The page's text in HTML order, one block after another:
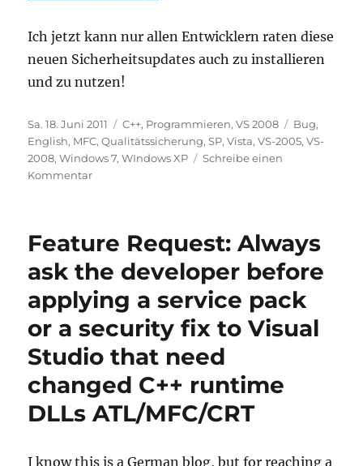
Ich jetzt kann nur allen Entwicklern raten diese
neuen Sicherheitsupdates auch zu installieren
und zu nutzen!
Veröffentlicht
am
Sa. 18. Juni 2011 Kategorien
C++, Programmieren,VS 2008 Schlagwörter
Bug,
English, MFC,Qualitätssicherung,SP,Vista,VS-2005,VS-
2008,Windows 7,WIndows XP
Schreibe einen
Kommentarzu
behebt
Probleme
der
VisualStudio
2005/2008
Servicepacks
vom
13.04.2011
Feature Request: Always
ask the developer before
applying a service pack
or a security fix to Visual
Studio that need
changed C++ runtime
DLLs ATL/MFC/CRT
I know this is a German blog, but for reaching a